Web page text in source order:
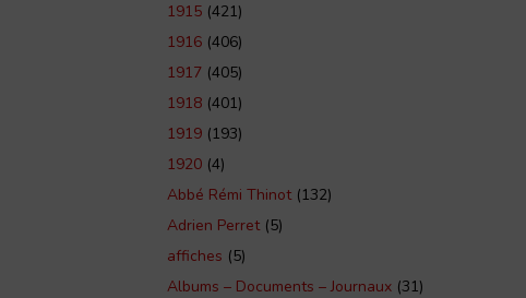
1915 (421)
1916 (406)
1917 (405)
1918 (401)
1919 (193)
1920 (4)
Abbé Rémi Thinot(132)
Adrien Perret(5)
affiches (5)
Albums – Documents – Journaux (31)